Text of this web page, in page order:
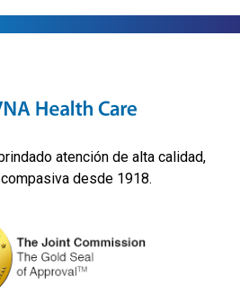
atención de alta calidad,
desde 1918.